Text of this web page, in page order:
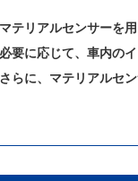
マテリアルセンサーを
必要に応じて、車内の
さらに、マテリアルセ